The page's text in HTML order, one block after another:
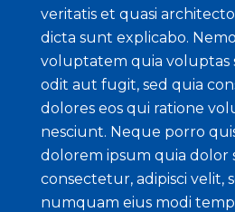
veritatis et quasi
dicta sunt explicabo.
voluptatem quia voluptas
odit aut fugit, sed quia
dolores eos qui ratione
nesciunt. Neque porro
dolorem ipsum quia dolor
consectetur, adipisci velit,
numquam eius modi